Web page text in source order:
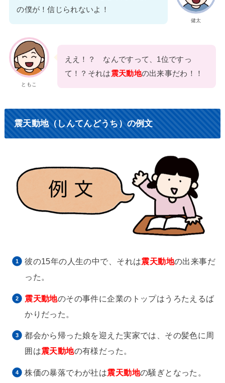
健太
の僕が！信じられないよ！
ともこ
ええ！？ なんですって、1位ですっ
て！？それは震天動地の出来事だわ！！
震天動地（しんてんどうち）の例文
彼の15年の人生の中で、それは震天動地の出来事だ
った。
震天動地のその事件に企業のトップはうろたえるば
かりだった。
都会から帰った娘を迎えた実家では、その髪色に周
囲は震天動地の有様だった。
株価の暴落でわが社は震天動地の騒ぎとなった。